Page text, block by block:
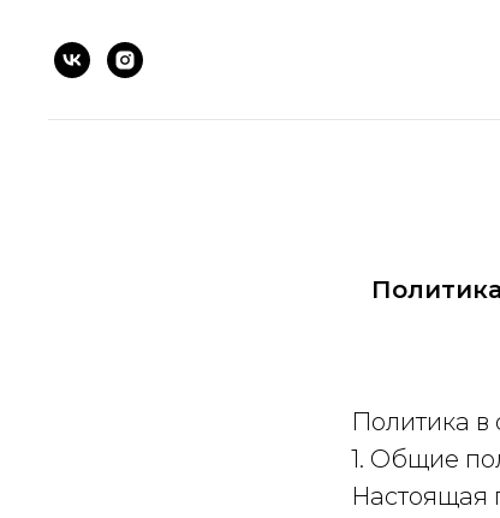
Политика
1. Общие
Настоящая